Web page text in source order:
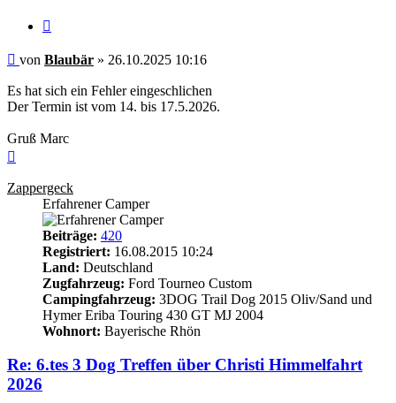
Beitrag
von Blaubär » 26.10.2025 10:16
Es hat sich ein Fehler eingeschlichen
Der Termin ist vom 14. bis 17.5.2026.
Gruß Marc
Zappergeck
Erfahrener Camper
Beiträge: 420
Registriert: 16.08.2015 10:24
Land: Deutschland
Zugfahrzeug: Ford Tourneo Custom
Campingfahrzeug: 3DOG Trail Dog 2015 Oliv/Sand und
Hymer Eriba Touring 430 GT MJ 2004
Wohnort: Bayerische Rhön
Re: 6.tes 3 Dog Treffen über Christi Himmelfahrt
2026